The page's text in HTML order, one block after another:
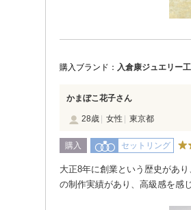
購入ブランド： 入倉康ジュエリー
かまぼこ花子さん
28歳 女性 東京都
購入 セットリング
大正8年に創業という歴史があ
の制作実績があり、高級感を感